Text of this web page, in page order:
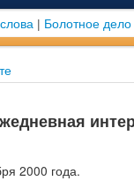
| Болотное дело
2000 года.